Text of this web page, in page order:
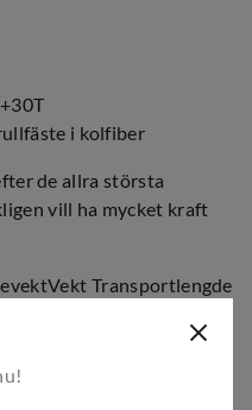
i kolfiber
de allra största
vill ha mycket kraft
Vekt Transportlengde